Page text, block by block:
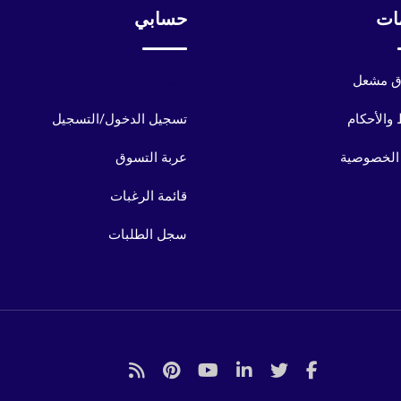
مشعل
حسابي
تسجيل الدخول/التسجيل
عربة التسوق
قائمة الرغبات
سجل الطلبات